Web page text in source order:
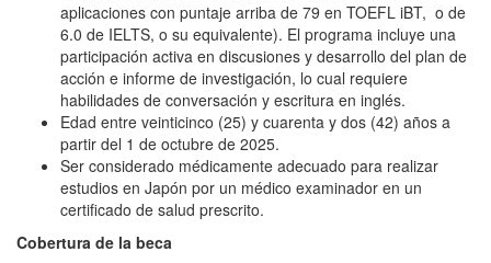
aplicaciones con puntaje arriba de 79 en TOEFL iBT, o de
6.0 de IELTS, o su equivalente). El programa incluye una
participación activa en discusiones y desarrollo del plan de
acción e informe de investigación, lo cual requiere
habilidades de conversación y escritura en inglés.
Edad entre veinticinco (25) y cuarenta y dos (42) años a
partir del 1 de octubre de 2025.
Ser considerado médicamente adecuado para realizar
estudios en Japón por un médico examinador en un
certificado de salud prescrito.
Cobertura de la beca